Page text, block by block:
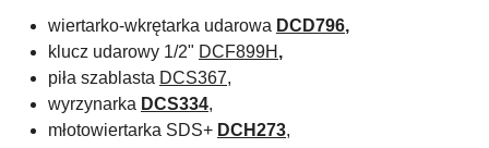
wiertarko-wkrętarka udarowa DCD796,
klucz udarowy 1/2" DCF899H ,
piła szablasta DCS367,
wyrzynarka DCS334,
młotowiertarka SDS+ DCH273,